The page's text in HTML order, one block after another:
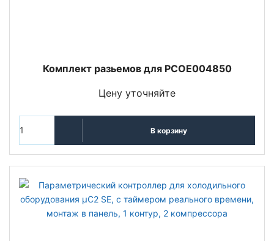
Комплект разьемов для РСОЕ004850
Цену уточняйте
В корзину